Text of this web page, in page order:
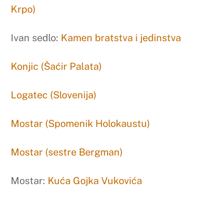
Krpo)
Ivan sedlo: Kamen bratstva i jedinstva
Konjic (Šaćir Palata)
Logatec (Slovenija)
Mostar (Spomenik Holokaustu)
Mostar (sestre Bergman)
Mostar: Kuća Gojka Vukovića